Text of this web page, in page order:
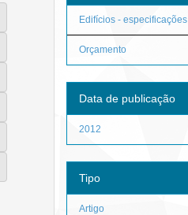
Edifícios - especificações
Orçamento
Data de publicação
2012
Tipo
Artigo